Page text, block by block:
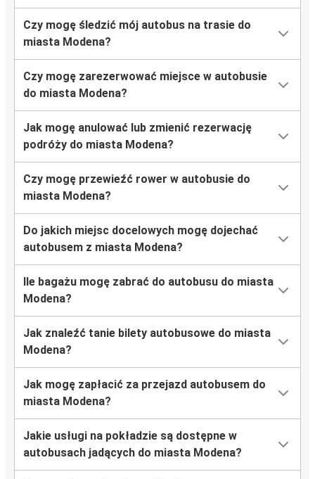
Czy mogę śledzić mój autobus na trasie do
miasta Modena?
Czy mogę zarezerwować miejsce w autobusie
do miasta Modena?
Jak mogę anulować lub zmienić rezerwację
podróży do miasta Modena?
Czy mogę przewieźć rower w autobusie do
miasta Modena?
Do jakich miejsc docelowych mogę dojechać
autobusem z miasta Modena?
Ile bagażu mogę zabrać do autobusu do miasta
Modena?
Jak znaleźć tanie bilety autobusowe do miasta
Modena?
Jak mogę zapłacić za przejazd autobusem do
miasta Modena?
Jakie usługi na pokładzie są dostępne w
autobusach jadących do miasta Modena?